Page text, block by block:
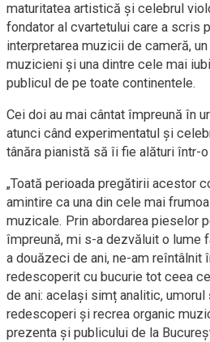
maturitatea artistică și celebrul
fondator al cvartetului care a scris
interpretarea muzicii de cameră,
muzicieni și una dintre cele mai
publicul de pe toate continentele.
Cei doi au mai cântat împreună în
atunci când experimentatul și
tânăra pianistă să îi fie alături într-
„Toată perioada pregătirii acestor
amintire ca una din cele mai
muzicale. Prin abordarea pieselor
împreună, mi s-a dezvăluit o lume
a douăzeci de ani, ne-am reîntâlnit
redescoperit cu bucurie tot ceea
de ani: același simț analitic, umorul
redescoperi și recrea organic
prezenta și publicului de la